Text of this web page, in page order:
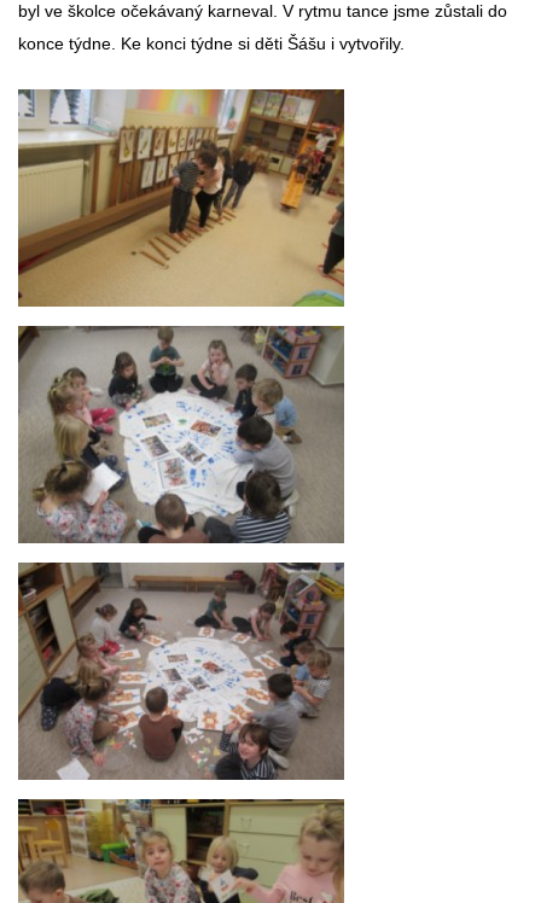
byl ve školce očekávaný karneval. V rytmu tance jsme zůstali do
konce týdne. Ke konci týdne si děti Šášu i vytvořily.